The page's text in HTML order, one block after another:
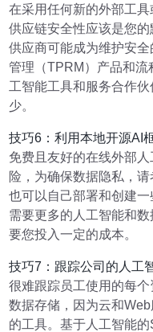
在采用任何新的外部工
供应链安全性应该是您的
供应商可能成为维护安
管理（TPRM）产品和流
工智能工具和服务合作
少。
技巧6：利用本地开源AI
免费且友好的在线外部
险，为确保数据隐私，
也可以自己部署和创建
需要更多的人工智能和
要您投入一定的成本。
技巧7：跟踪公司的人工
很难跟踪员工使用的每
数据存储，因为云和
的工具。基于人工智能